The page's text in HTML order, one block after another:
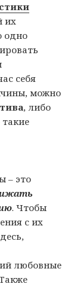
их
одно
себя
можно
, либо
такие
– это
. Чтобы
с их
любовные